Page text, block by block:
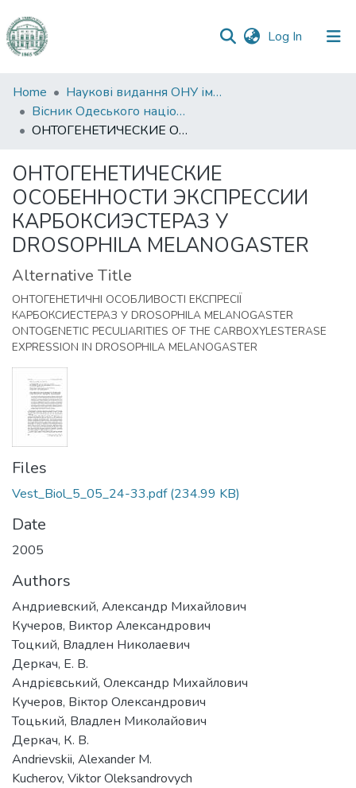
Log In (current)
Communities
&
Collections
Statistics
Home
Наукові видання ОНУ імені І. І. Мечникова
Вісник Одеського національного університету. Біологія
ОНТОГЕНЕТИЧЕСКИЕ ОСОБЕННОСТИ ЭКСПРЕССИИ КАРБОКСИЭСТЕРАЗ У DROSOPHILA MELANOGASTER
ОНТОГЕНЕТИЧЕСКИЕ
ОСОБЕННОСТИ ЭКСПРЕССИИ
КАРБОКСИЭСТЕРАЗ У
DROSOPHILA MELANOGASTER
Alternative Title
ОНТОГЕНЕТИЧНІ ОСОБЛИВОСТІ ЕКСПРЕСІЇ
КАРБОКСИЕСТЕРАЗ У DROSOPHILA MELANOGASTER
ONTOGENETIC PECULIARITIES OF THE CARBOXYLESTERASE
EXPRESSION IN DROSOPHILA MELANOGASTER
Files
Vest_Biol_5_05_24-33.pdf(234.99 KB)
Date
2005
Authors
Андриевский, Александр Михайлович
Кучеров, Виктор Александрович
Тоцкий, Владлен Николаевич
Деркач, Е. В.
Андрієвський, Олександр Михайлович
Кучеров, Віктор Олександрович
Тоцький, Владлен Миколайович
Деркач, К. В.
Andrievskii, Alexander M.
Kucherov, Viktor Oleksandrovych